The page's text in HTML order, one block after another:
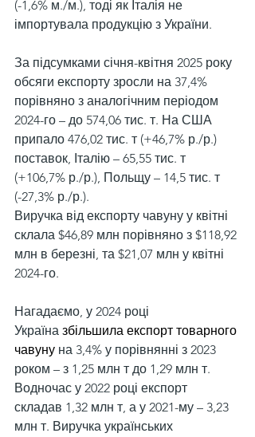
(-1,6% м./м.), тоді як Італія не
імпортувала продукцію з України.
За підсумками січня-квітня 2025 року
обсяги експорту зросли на 37,4%
порівняно з аналогічним періодом
2024-го – до 574,06 тис. т. На США
припало 476,02 тис. т (+46,7% р./р.)
поставок, Італію – 65,55 тис. т
(+106,7% р./р.), Польщу – 14,5 тис. т
(-27,3% р./р.).
Виручка від експорту чавуну у квітні
склала $46,89 млн порівняно з $118,92
млн в березні, та $21,07 млн у квітні
2024-го.
Нагадаємо, у 2024 році
Україна збільшила експорт товарного
чавуну на 3,4% у порівнянні з 2023
роком – з 1,25 млн т до 1,29 млн т.
Водночас у 2022 році експорт
складав 1,32 млн т, а у 2021-му – 3,23
млн т. Виручка українських